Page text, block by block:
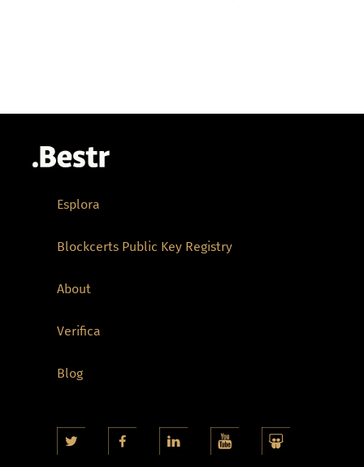
Esplora
Blockcerts Public Key Registry
About
Verifica
Blog